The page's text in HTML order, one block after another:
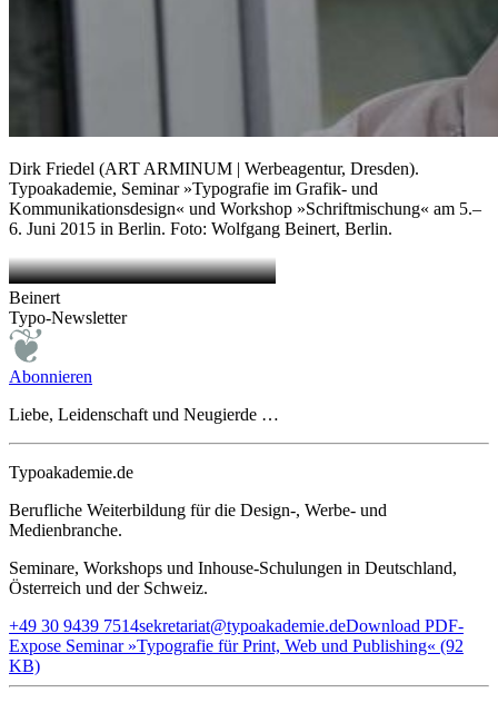
Dirk Friedel (ART ARMINUM | Werbeagentur, Dresden).
Typoakademie, Seminar »Typografie im Grafik- und
Kommunikationsdesign« und Workshop »Schriftmischung« am 5.–
6. Juni 2015 in Berlin. Foto: Wolfgang Beinert, Berlin.
Beinert
Typo-Newsletter
Abonnieren
Liebe, Leidenschaft und Neugierde …
Typoakademie.de
Berufliche Weiterbildung für die Design-, Werbe- und
Medienbranche.
Seminare, Workshops und Inhouse-Schulungen in Deutschland,
Österreich und der Schweiz.
+49 30 9439 7514sekretariat@typoakademie.deDownload PDF-
Expose Seminar »Typografie für Print, Web und Publishing« (92
KB)